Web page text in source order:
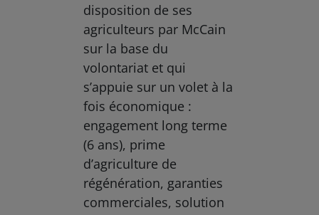
disposition de ses
agriculteurs par McCain
sur la base du
volontariat et qui
s’appuie sur un volet à la
fois économique :
engagement long terme
(6 ans), prime
d’agriculture de
régénération, garanties
commerciales, solution